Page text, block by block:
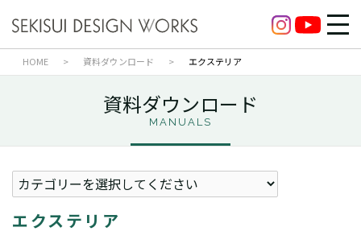
HOME > 資料ダウンロード > エクステリア
資料ダウンロード
MANUALS
エクステリア